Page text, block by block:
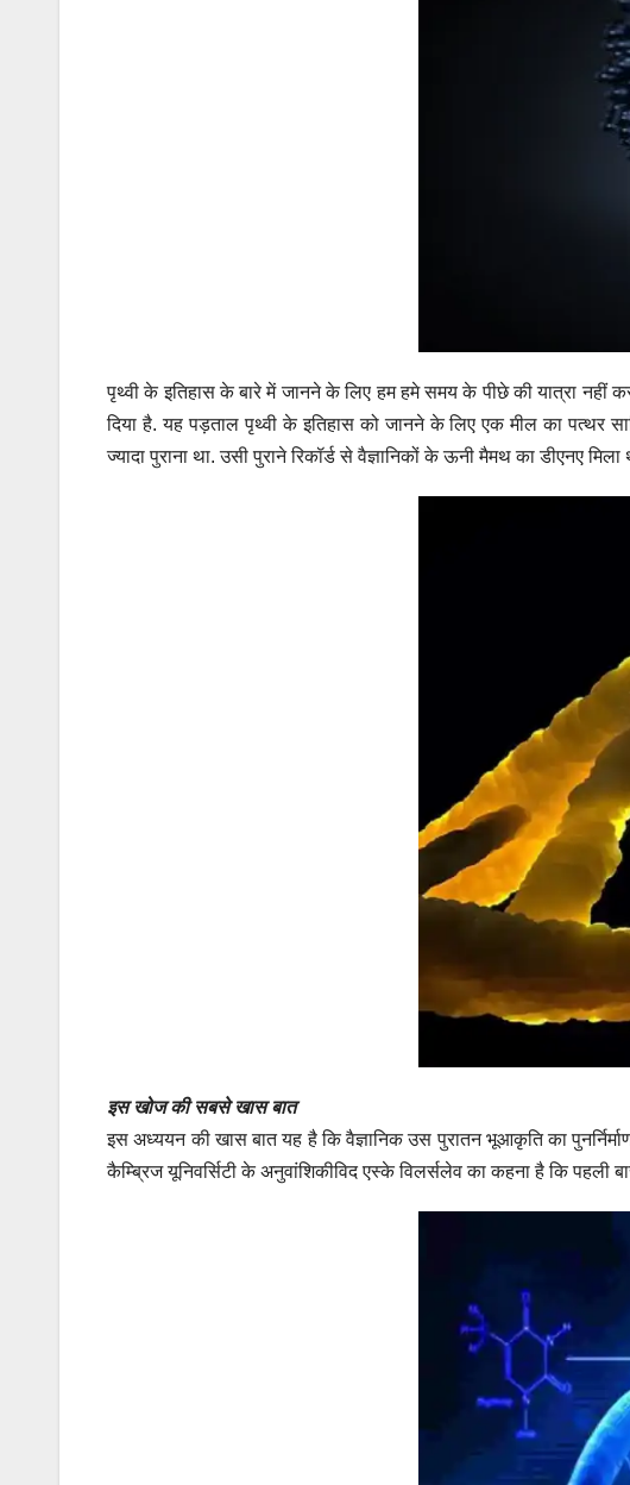
पृथ्वी के इतिहास के बारे में जानने के लिए हम हमे समय के पीछे की यात्रा नहीं
दिया है. यह पड़ताल पृथ्वी के इतिहास को जानने के लिए एक मील का पत्थर
ज्यादा पुराना था. उसी पुराने रिकॉर्ड से वैज्ञानिकों के ऊनी मैमथ का डीएनए
इस खोज की सबसे खास बात
इस अध्ययन की खास बात यह है कि वैज्ञानिक उस पुरातन भूआकृति का
कैम्ब्रिज यूनिवर्सिटी के अनुवांशिकीविद एस्के विलर्सलेव का कहना है कि